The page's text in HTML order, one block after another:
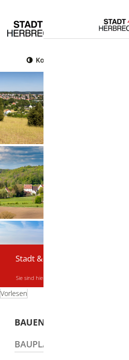
Kontrast
Stadt & Bürger
Sie sind hier:
Vorlesen
BAUEN UND ENTWICKLUNG
BAUPLÄTZE